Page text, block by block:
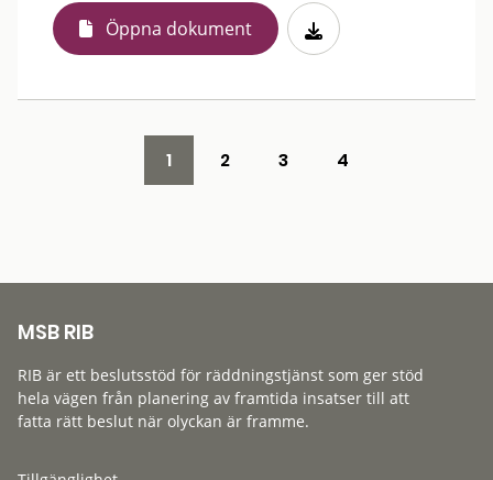
Öppna dokument
1 2 3 4
MSB RIB
RIB är ett beslutsstöd för räddningstjänst som ger stöd
hela vägen från planering av framtida insatser till att
fatta rätt beslut när olyckan är framme.